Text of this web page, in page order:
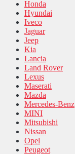
Honda
Hyundai
Iveco
Jaguar
Jeep
Kia
Lancia
Land Rover
Lexus
Maserati
Mazda
Mercedes-Benz
MINI
Mitsubishi
Nissan
Opel
Peugeot